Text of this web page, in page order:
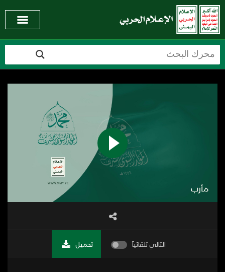
التالي تلقائياً تحميل